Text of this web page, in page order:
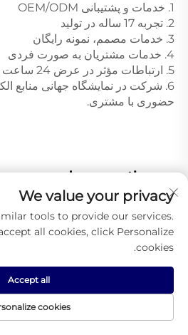
1. خدمات و پشتیبانی OEM/ODM
2. تجربه 17 ساله در تولید
3. خدمات مصمم، نمونه رایگان
4. خدمات مشتریان به صورت فردی
5. ارتباطات مؤثر در عرض 24 ساعت
حضوری با مشتری.
محصولات پیشنهادی
We value your privacy
tools to provide our services.
all cookies, click Personalize
cookies.
cookies
Accept all